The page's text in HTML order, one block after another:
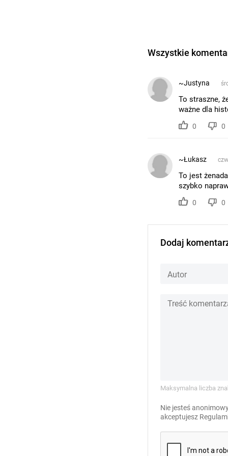
Wszystkie
~Justyna
To straszne,
ważne dla
0 0
~Łukasz
To jest
szybko
0 0
Dodaj
Maksymalna liczba
Nie jesteś
akceptujesz